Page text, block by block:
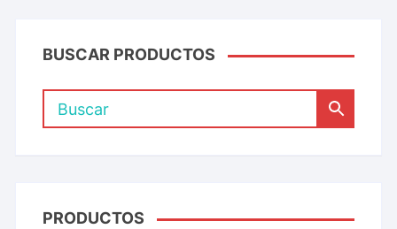
BUSCAR PRODUCTOS
PRODUCTOS